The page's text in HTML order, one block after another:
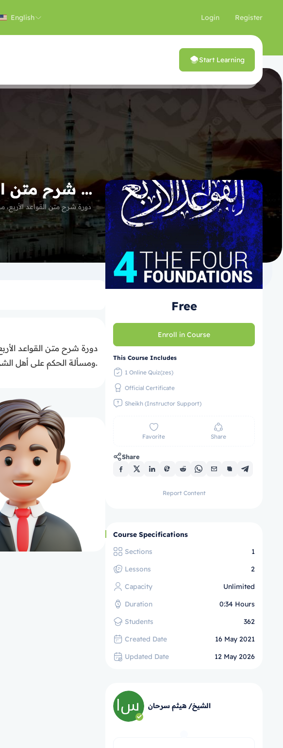
English Login Register
Start Learning
03/01 دورة شرح متن القواعد الأربع، مختصر لمتن كشف الشبهات
ومسألة الحكم على أهل الشرك والشفاعة المنفية والشفاعة المثبتة.
Free
Enroll in Course
This Course Includes
1 Online Quiz(zes)
Official Certificate
Sheikh (Instructor Support)
Favorite Share
Share
Report Content
Course Specifications
Sections
1
Lessons
2
Capacity
Unlimited
Duration
0:34 Hours
Students
362
Created Date
16 May 2021
Updated Date
12 May 2026
الشيخ/ هيثم سرحان